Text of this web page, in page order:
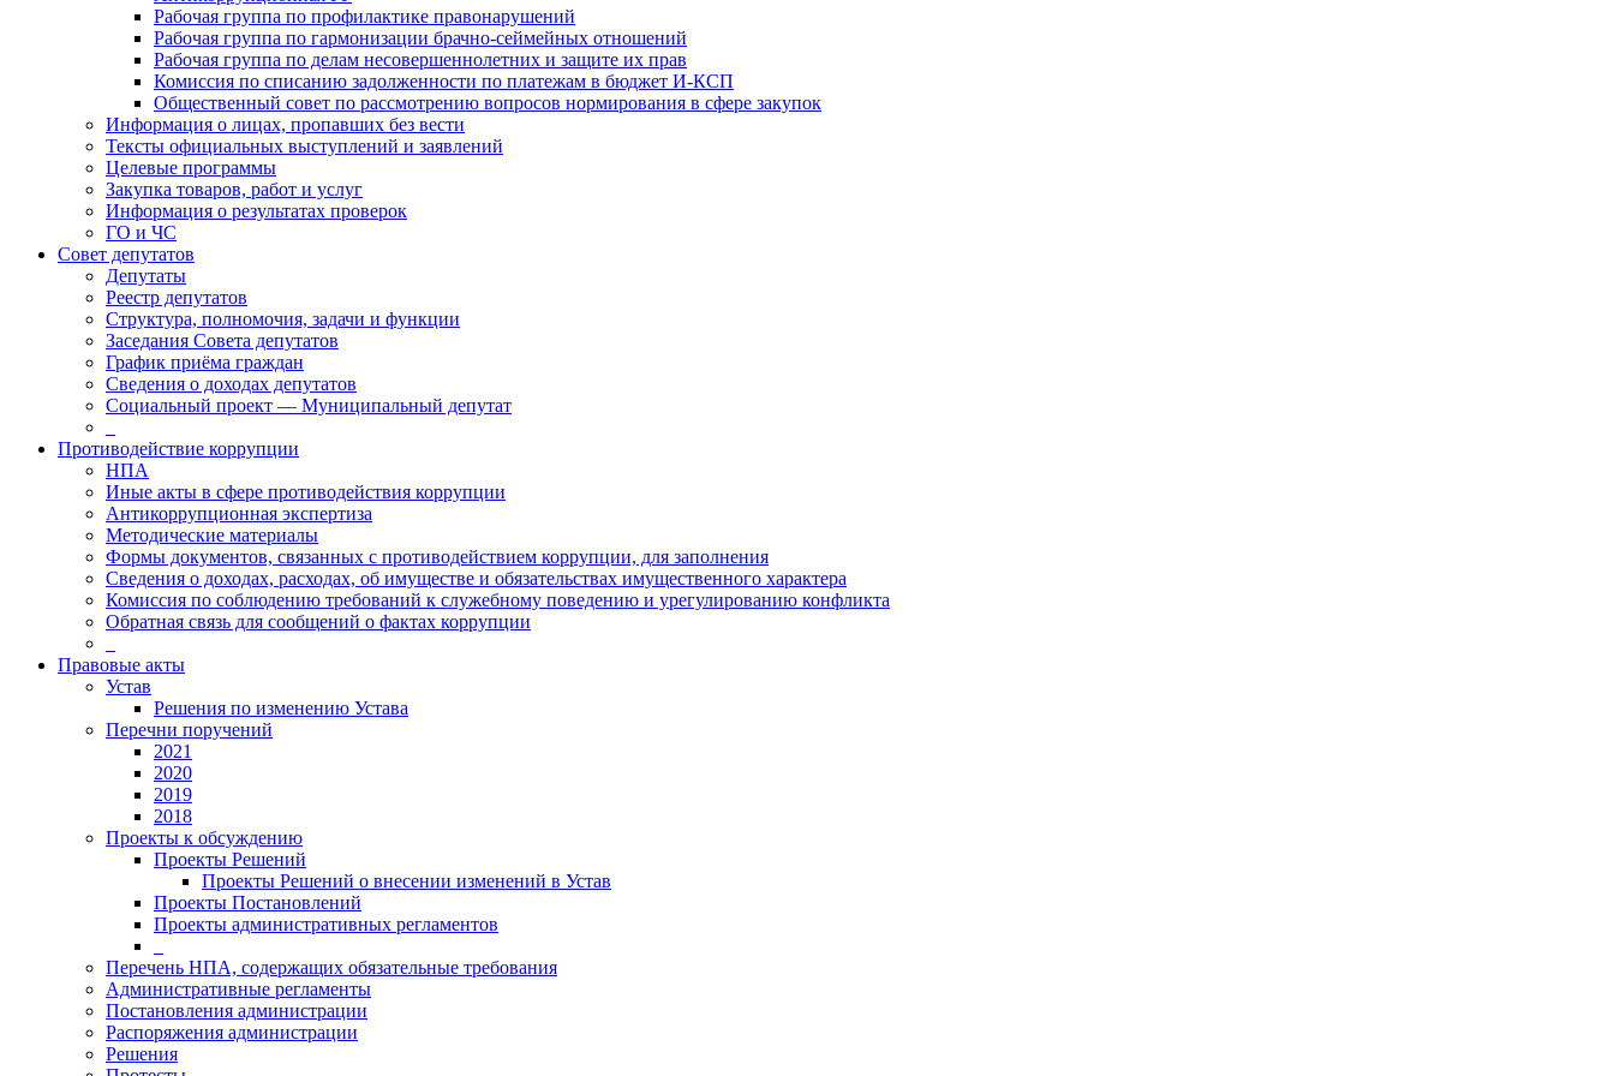
Рабочая группа по профилактике правонарушений
Рабочая группа по гармонизации брачно-сеймейных отношений
Рабочая группа по делам несовершеннолетних и защите их прав
Комиссия по списанию задолженности по платежам в бюджет И-КСП
Общественный совет по рассмотрению вопросов нормирования в сфере закупок
Информация о лицах, пропавших без вести
Тексты официальных выступлений и заявлений
Целевые программы
Закупка товаров, работ и услуг
Информация о результатах проверок
ГО и ЧС
Совет депутатов
Депутаты
Реестр депутатов
Структура, полномочия, задачи и функции
Заседания Совета депутатов
График приёма граждан
Сведения о доходах депутатов
Социальный проект — Муниципальный депутат
Противодействие коррупции
НПА
Иные акты в сфере противодействия коррупции
Антикоррупционная экспертиза
Методические материалы
Формы документов, связанных с противодействием коррупции, для заполнения
Сведения о доходах, расходах, об имуществе и обязательствах имущественного характера
Комиссия по соблюдению требований к служебному поведению и урегулированию конфликта
Обратная связь для сообщений о фактах коррупции
Правовые акты
Устав
Решения по изменению Устава
Перечни поручений
2021
2020
2019
2018
Проекты к обсуждению
Проекты Решений
Проекты Решений о внесении изменений в Устав
Проекты Постановлений
Проекты административных регламентов
Перечень НПА, содержащих обязательные требования
Административные регламенты
Постановления администрации
Распоряжения администрации
Решения